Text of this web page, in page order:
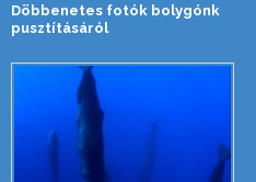
Döbbenetes fotók bolygónk
pusztításáról